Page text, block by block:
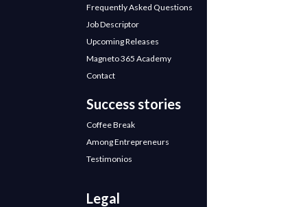
Frequently Asked Questions
Job Descriptor
Upcoming Releases
Magneto 365 Academy
Contact
Success stories
Coffee Break
Among Entrepreneurs
Testimonios
Legal